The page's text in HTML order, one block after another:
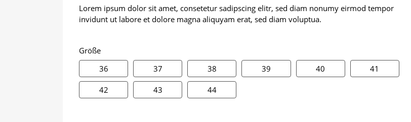
Lorem ipsum dolor sit amet, consetetur sadipscing elitr, sed diam nonumy eirmod tempor
invidunt ut labore et dolore magna aliquyam erat, sed diam voluptua.
Größe
3636 3737 3838 39 40 41
4242 4343 4444